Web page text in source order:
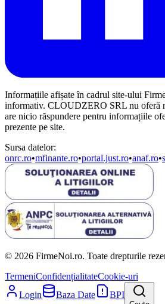
Informațiile afișate în cadrul site-ului
informativ. CLOUDZERO SRL nu oferă
are nicio răspundere pentru informațiile
prezente pe site.
Sursa datelor:
onrc.ro•mfinante.ro•portal.just.ro•anaf.ro•
© 2026 FirmeNoi.ro. Toate drepturile
TermeniConfidențialitateCookie-uri
Login
Baza Date BPI